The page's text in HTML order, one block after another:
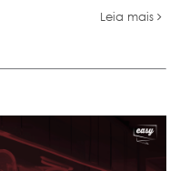
Leia mais